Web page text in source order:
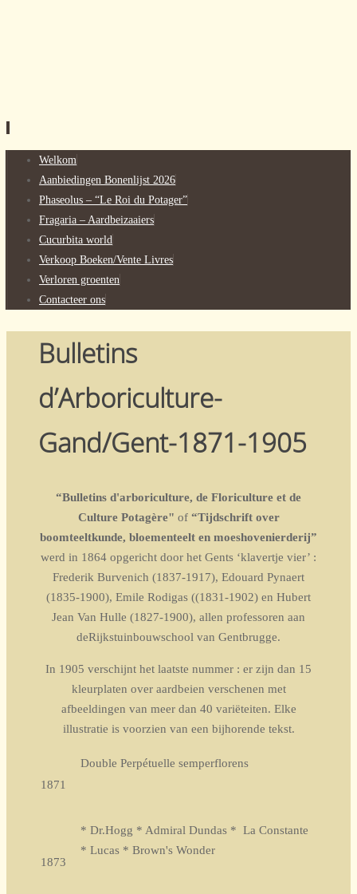
Spring
inhoud
Welkom
Aanbiedingen Bonenlijst 2026
Phaseolus – “Le Roi du Potager”
Fragaria – Aardbeizaaiers
Cucurbita world
Verkoop Boeken/Vente Livres
Verloren groenten
Contacteer ons
Bulletins
d’Arboriculture-
Gand/Gent-1871-1905
“Bulletins d'arboriculture, de Floriculture et de
Culture Potagère" of “Tijdschrift over
boomteeltkunde, bloementeelt en moeshovenierderij”
werd in 1864 opgericht door het Gents ‘klavertje vier’ :
Frederik Burvenich (1837-1917), Edouard Pynaert
(1835-1900), Emile Rodigas ((1831-1902) en Hubert
Jean Van Hulle (1827-1900), allen professoren aan
deRijkstuinbouwschool van Gentbrugge.
In 1905 verschijnt het laatste nummer : er zijn dan 15
kleurplaten over aardbeien verschenen met
afbeeldingen van meer dan 40 variëteiten. Elke
illustratie is voorzien van een bijhorende tekst.
1871
Double Perpétuelle semperflorens
1873
* Dr.Hogg * Admiral Dundas * La Constante
* Lucas * Brown's Wonder